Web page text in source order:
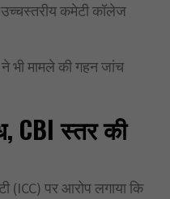
उच्चस्तरीय कमेटी कॉलेज
भी मामले की गहन जांच
CBIस्तर की
(ICC) पर आरोप लगाया कि